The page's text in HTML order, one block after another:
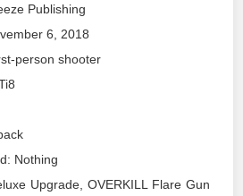
Publishing
6, 2018
person shooter
Nothing
Upgrade, OVERKILL Flare Gun